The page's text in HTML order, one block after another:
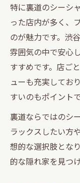
デート
れ家
ひとりで
力
渋谷駅周辺
渋谷駅近
体験
隠れ家
会う
大人が語
特に裏道のシーシ
った店内が多く、
のが魅力です。渋
雰囲気の中で安心
すすめです。店ご
ューも充実してお
すいのもポイントで
裏道ならではのシ
ラックスしたい方
想的な選択肢とな
的な隠れ家を見つ